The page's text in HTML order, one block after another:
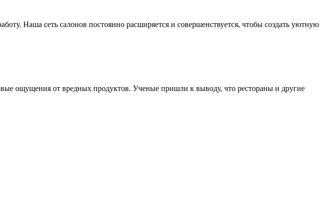
Наша сеть салонов постоянно расширяется и совершенствуется, чтобы создать уютную
ощущения от вредных продуктов. Ученые пришли к выводу, что рестораны и другие